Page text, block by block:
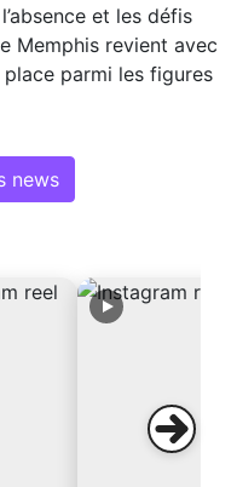
et les défis
Memphis revient avec
parmi les figures
news